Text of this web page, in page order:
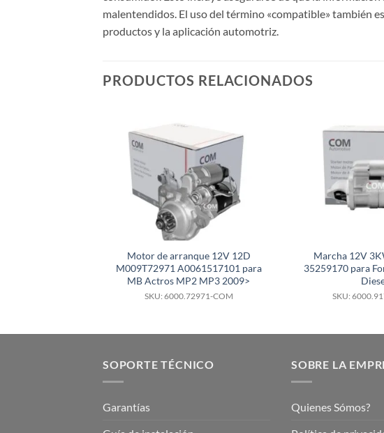
malentendidos. El uso del término «compatible» también
productos y la aplicación automotriz.
PRODUCTOS RELACIONADOS
Motor de arranque 12V 12D
M009T72971 A0061517101 para
MB Actros MP2 MP3 2009>
SKU: 6000.72971-COM
Marcha 12V
35259170 para
SKU:
SOPORTE TÉCNICO
Garantías
SOBRE LA
Quienes Sómos?